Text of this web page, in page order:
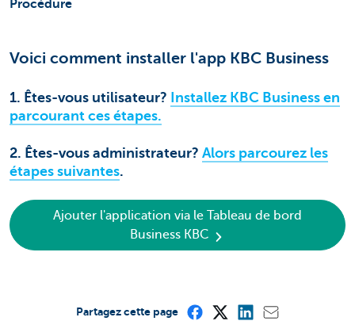
Procédure
Voici comment installer l'app KBC Business
1. Êtes-vous utilisateur? Installez KBC Business en
parcourant ces étapes.
2. Êtes-vous administrateur? Alors parcourez les
étapes suivantes.
Ajouter l'application via le Tableau de bord
Business KBC
Partagez cette page